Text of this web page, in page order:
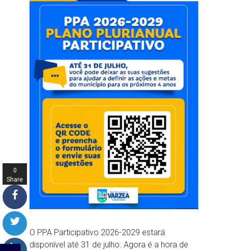
O PPA Participativo 2026-2029 estará
disponível até 31 de julho. Agora é a hora de
0
Share
s